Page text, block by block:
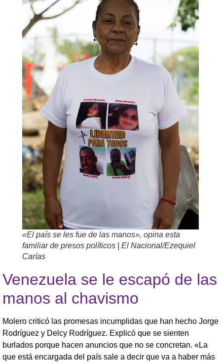
«El país se les fue de las manos», opina esta
familiar de presos políticos | El Nacional/Ezequiel
Carías
Venezuela se le escapó de las
manos al chavismo
Molero criticó las promesas incumplidas que han hecho Jorge
Rodríguez y Delcy Rodríguez. Explicó que se sienten
burlados porque hacen anuncios que no se concretan. «La
que está encargada del país sale a decir que va a haber más